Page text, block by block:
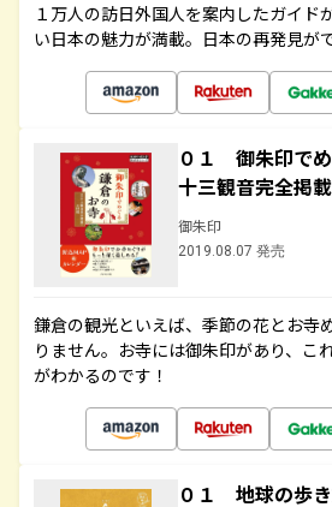
１万人の訪日外国人を案内したガイド
い日本の魅力が満載。日本の再発見が
０１ 御朱印で
十三観音完全掲
御朱印
2019.08.07 発売
鎌倉の観光といえば、季節の花とお寺
りません。お寺には御朱印があり、こ
がわかるのです！
０１ 地球の歩